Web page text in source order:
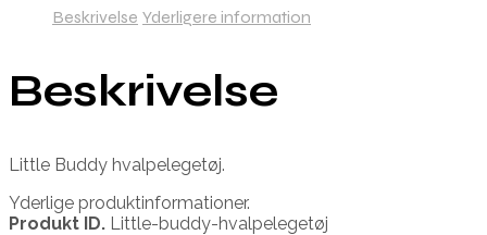
Beskrivelse Yderligere information
Beskrivelse
Little Buddy hvalpelegetøj.
Yderlige produktinformationer.
Produkt ID. Little-buddy-hvalpelegetøj